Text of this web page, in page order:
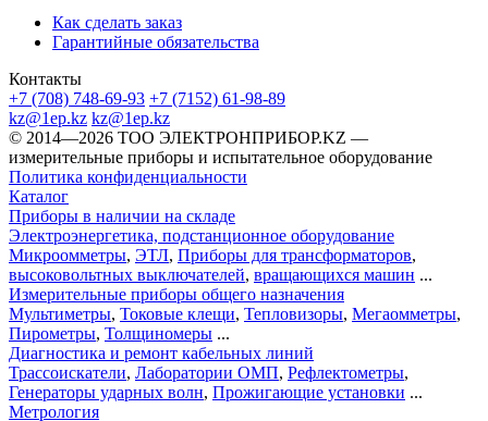
Как сделать заказ
Гарантийные обязательства
Контакты
+7 (708) 748-69-93 +7 (7152) 61-98-89
kz@1ep.kz kz@1ep.kz
©️ 2014—2026 ТОО ЭЛЕКТРОНПРИБОР.KZ —
измерительные приборы и испытательное оборудование
Политика конфиденциальности
Каталог
Приборы в наличии на складе
Электроэнергетика, подстанционное оборудование
Микроомметры, ЭТЛ, Приборы для трансформаторов,
высоковольтных выключателей, вращающихся машин ...
Измерительные приборы общего назначения
Мультиметры, Токовые клещи, Тепловизоры, Мегаомметры,
Пирометры, Толщиномеры ...
Диагностика и ремонт кабельных линий
Трассоискатели, Лаборатории ОМП, Рефлектометры,
Генераторы ударных волн, Прожигающие установки ...
Метрология